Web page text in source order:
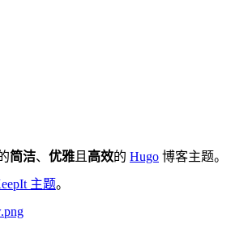
简洁、 优雅 且 高效的 Hugo 博客主题。
主题。